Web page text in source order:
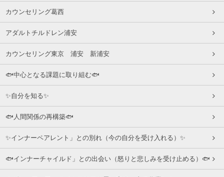
カウンセリング葛西
アダルトチルドレン浦安
カウンセリング東京 浦安 新浦安
🐟中心となる課題に取り組む🐟
✨自分を知る✨
🐟人間関係の再構築🐟
✨インナーペアレント」との別れ（今の自分を受け入れる）✨
🐟インナーチャイルド」との出会い（怒りと悲しみを受け止める）🐟